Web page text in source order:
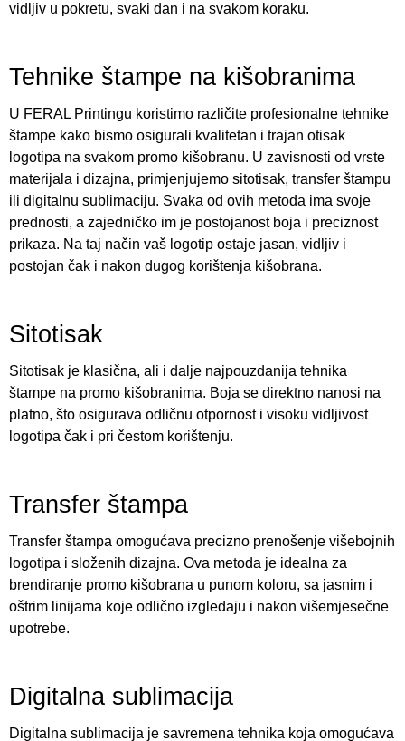
vidljiv u pokretu, svaki dan i na svakom koraku.
Tehnike štampe na kišobranima
U FERAL Printingu koristimo različite profesionalne tehnike
štampe kako bismo osigurali kvalitetan i trajan otisak
logotipa na svakom promo kišobranu. U zavisnosti od vrste
materijala i dizajna, primjenjujemo sitotisak, transfer štampu
ili digitalnu sublimaciju. Svaka od ovih metoda ima svoje
prednosti, a zajedničko im je postojanost boja i preciznost
prikaza. Na taj način vaš logotip ostaje jasan, vidljiv i
postojan čak i nakon dugog korištenja kišobrana.
Sitotisak
Sitotisak je klasična, ali i dalje najpouzdanija tehnika
štampe na promo kišobranima. Boja se direktno nanosi na
platno, što osigurava odličnu otpornost i visoku vidljivost
logotipa čak i pri čestom korištenju.
Transfer štampa
Transfer štampa omogućava precizno prenošenje višebojnih
logotipa i složenih dizajna. Ova metoda je idealna za
brendiranje promo kišobrana u punom koloru, sa jasnim i
oštrim linijama koje odlično izgledaju i nakon višemjesečne
upotrebe.
Digitalna sublimacija
Digitalna sublimacija je savremena tehnika koja omogućava